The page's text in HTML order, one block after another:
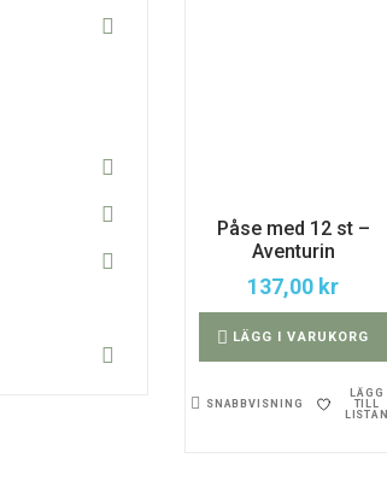
Påse med 12 st –
Aventurin
137,00 kr
LÄGG I VARUKORG
SNABBVISNING
LÄGG
TILL
LISTAN